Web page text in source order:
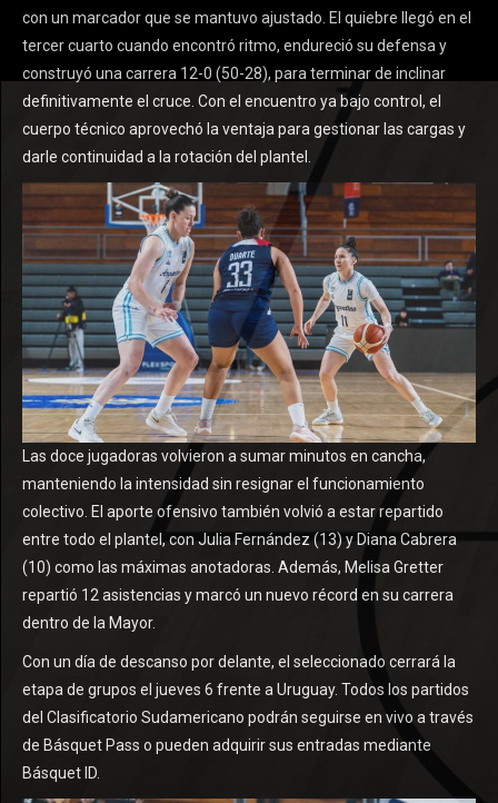
con un marcador que se mantuvo ajustado. El quiebre llegó en el
tercer cuarto cuando encontró ritmo, endureció su defensa y
construyó una carrera 12-0 (50-28), para terminar de inclinar
definitivamente el cruce. Con el encuentro ya bajo control, el
cuerpo técnico aprovechó la ventaja para gestionar las cargas y
darle continuidad a la rotación del plantel.
Las doce jugadoras volvieron a sumar minutos en cancha,
manteniendo la intensidad sin resignar el funcionamiento
colectivo. El aporte ofensivo también volvió a estar repartido
entre todo el plantel, con Julia Fernández (13) y Diana Cabrera
(10) como las máximas anotadoras. Además, Melisa Gretter
repartió 12 asistencias y marcó un nuevo récord en su carrera
dentro de la Mayor.
Con un día de descanso por delante, el seleccionado cerrará la
etapa de grupos el jueves 6 frente a Uruguay. Todos los partidos
del Clasificatorio Sudamericano podrán seguirse en vivo a través
de Básquet Pass o pueden adquirir sus entradas mediante
Básquet ID.